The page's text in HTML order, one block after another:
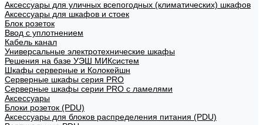
Аксессуары для уличных всепогодных (климатических) шкафов
Аксессуары для шкафов и стоек
Блок розеток
Ввод с уплотнением
Кабель канал
Универсальные электротехнические шкафы
Решения на базе УЭШ МИКсистем
Шкафы серверные и Колокейшн
Серверные шкафы серия PRO
Серверные шкафы серии PRO с ламелями
Аксессуары
Блоки розеток (PDU)
Аксессуары для блоков распределения питания (PDU)